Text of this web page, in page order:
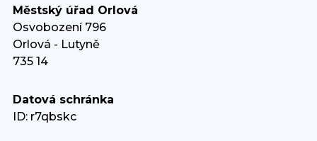
Městský úřad Orlová
Osvobození 796
Orlová - Lutyně
735 14
Datová schránka
ID: r7qbskc